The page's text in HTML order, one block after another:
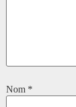
Nom *